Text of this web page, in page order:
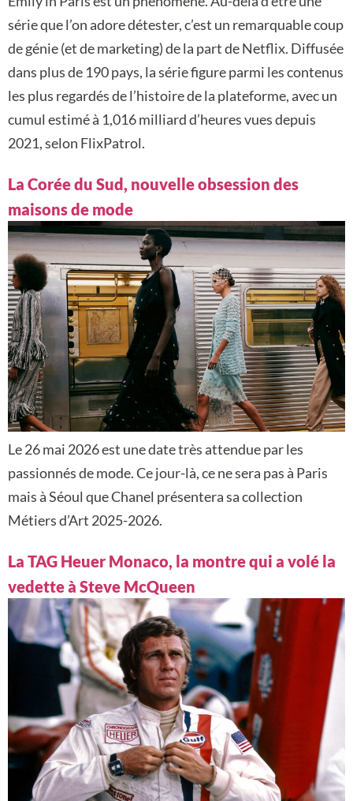
série que l’on adore détester, c’est un remarquable coup
de génie (et de marketing) de la part de Netflix. Diffusée
dans plus de 190 pays, la série figure parmi les contenus
les plus regardés de l’histoire de la plateforme, avec un
cumul estimé à 1,016 milliard d’heures vues depuis
2021, selon FlixPatrol.
La Corée du Sud, nouvelle obsession des
maisons de mode
Le 26 mai 2026 est une date très attendue par les
passionnés de mode. Ce jour-là, ce ne sera pas à Paris
mais à Séoul que Chanel présentera sa collection
Métiers d’Art 2025-2026.
La TAG Heuer Monaco, la montre qui a volé la
vedette à Steve McQueen